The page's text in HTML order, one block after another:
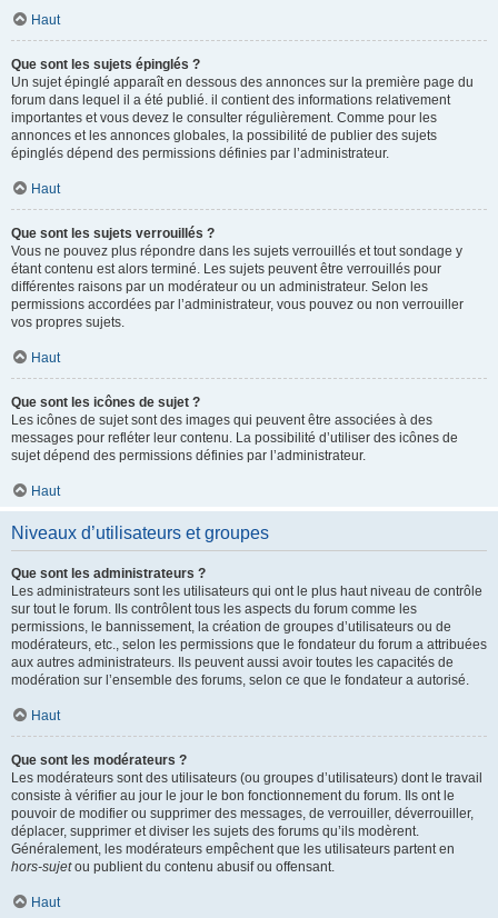
Haut
Que sont les sujets épinglés ?
Un sujet épinglé apparaît en dessous des annonces sur la première page du
forum dans lequel il a été publié. il contient des informations relativement
importantes et vous devez le consulter régulièrement. Comme pour les
annonces et les annonces globales, la possibilité de publier des sujets
épinglés dépend des permissions définies par l’administrateur.
Haut
Que sont les sujets verrouillés ?
Vous ne pouvez plus répondre dans les sujets verrouillés et tout sondage y
étant contenu est alors terminé. Les sujets peuvent être verrouillés pour
différentes raisons par un modérateur ou un administrateur. Selon les
permissions accordées par l’administrateur, vous pouvez ou non verrouiller
vos propres sujets.
Haut
Que sont les icônes de sujet ?
Les icônes de sujet sont des images qui peuvent être associées à des
messages pour refléter leur contenu. La possibilité d’utiliser des icônes de
sujet dépend des permissions définies par l’administrateur.
Haut
Niveaux d’utilisateurs et groupes
Que sont les administrateurs ?
Les administrateurs sont les utilisateurs qui ont le plus haut niveau de contrôle
sur tout le forum. Ils contrôlent tous les aspects du forum comme les
permissions, le bannissement, la création de groupes d’utilisateurs ou de
modérateurs, etc., selon les permissions que le fondateur du forum a attribuées
aux autres administrateurs. Ils peuvent aussi avoir toutes les capacités de
modération sur l’ensemble des forums, selon ce que le fondateur a autorisé.
Haut
Que sont les modérateurs ?
Les modérateurs sont des utilisateurs (ou groupes d’utilisateurs) dont le travail
consiste à vérifier au jour le jour le bon fonctionnement du forum. Ils ont le
pouvoir de modifier ou supprimer des messages, de verrouiller, déverrouiller,
déplacer, supprimer et diviser les sujets des forums qu’ils modèrent.
Généralement, les modérateurs empêchent que les utilisateurs partent en
hors-sujetou publient du contenu abusif ou offensant.
Haut